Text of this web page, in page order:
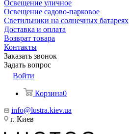
Освещение уличное
Освещение садово-парковое
Светильники на солнечных батареях
Доставка и оплата
Возврат товара
Контакты
Заказать звонок
Задать вопрос
Войти
Корзина0
info@lustra.kiev.ua
г. Киев